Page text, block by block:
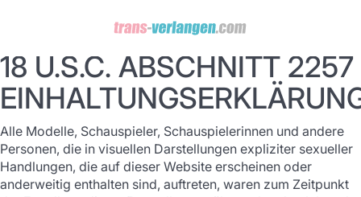
18 U.S.C. ABSCHNITT 2257
Alle Modelle, Schauspieler, Schauspielerinnen und andere
Personen, die in visuellen Darstellungen expliziter sexueller
Handlungen, die auf dieser Website erscheinen oder
anderweitig enthalten sind, auftreten, waren zum Zeitpunkt